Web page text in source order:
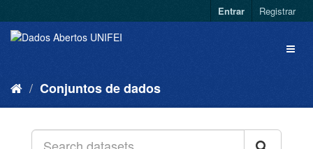
Entrar Registrar
Conjuntos de dados